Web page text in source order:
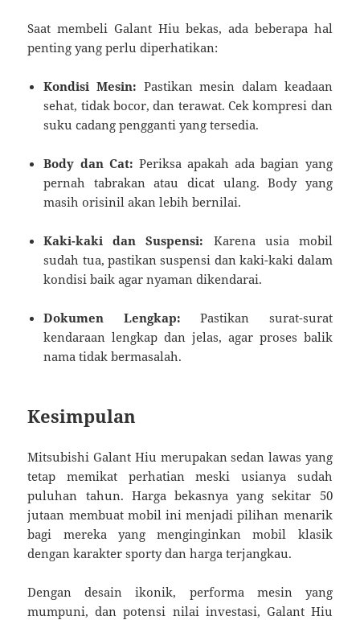
Saat membeli Galant Hiu bekas, ada beberapa hal
penting yang perlu diperhatikan:
Kondisi Mesin: Pastikan mesin dalam keadaan
sehat, tidak bocor, dan terawat. Cek kompresi dan
suku cadang pengganti yang tersedia.
Body dan Cat: Periksa apakah ada bagian yang
pernah tabrakan atau dicat ulang. Body yang
masih orisinil akan lebih bernilai.
Kaki-kaki dan Suspensi: Karena usia mobil
sudah tua, pastikan suspensi dan kaki-kaki dalam
kondisi baik agar nyaman dikendarai.
Dokumen Lengkap: Pastikan surat-surat
kendaraan lengkap dan jelas, agar proses balik
nama tidak bermasalah.
Kesimpulan
Mitsubishi Galant Hiu merupakan sedan lawas yang
tetap memikat perhatian meski usianya sudah
puluhan tahun. Harga bekasnya yang sekitar 50
jutaan membuat mobil ini menjadi pilihan menarik
bagi mereka yang menginginkan mobil klasik
dengan karakter sporty dan harga terjangkau.
Dengan desain ikonik, performa mesin yang
mumpuni, dan potensi nilai investasi, Galant Hiu